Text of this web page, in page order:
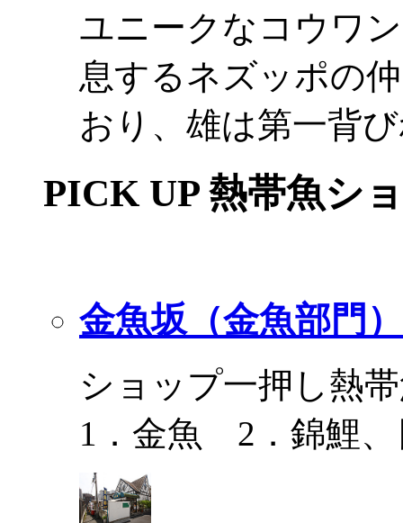
ユニークなコウワ
息するネズッポの
おり、雄は第一背
PICK UP 熱帯魚シ
金魚坂（金魚部門）
ショップ一押し熱
1．金魚 2．錦鯉、